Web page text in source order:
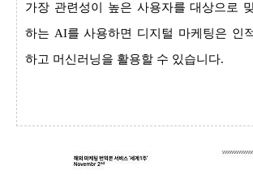
가장 관련성이 높은 사용자를 대상으로
하는 AI를 사용하면 디지털 마케팅은 인
하고 머신러닝을 활용할 수 있습니다.